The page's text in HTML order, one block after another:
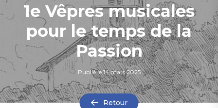
1e Vêpres musicales
pour le temps de la
Passion
Publié le14 mars 2025
Retour